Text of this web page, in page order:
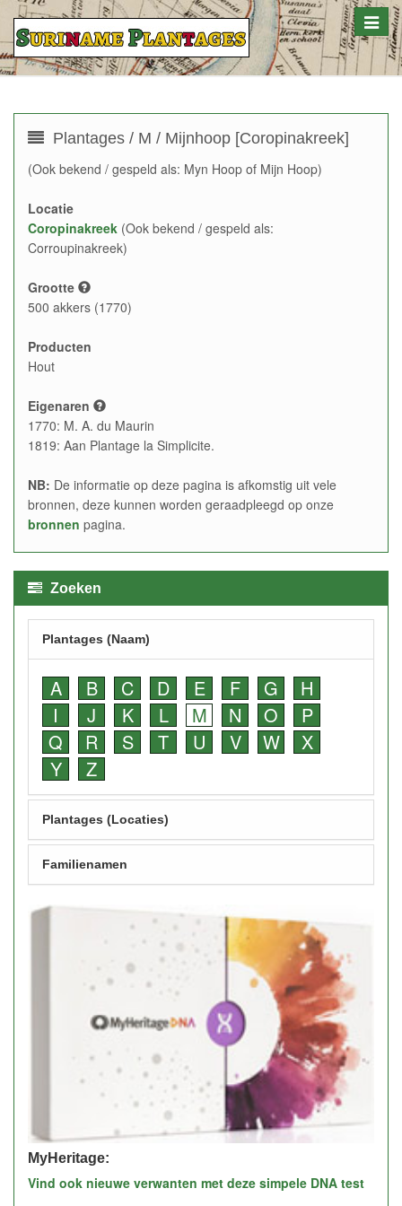
Toggle
Plantages / M / Mijnhoop [Coropinakreek]
(Ook bekend / gespeld als: Myn Hoop of Mijn Hoop)
Locatie
Coropinakreek (Ook bekend / gespeld als:
Corroupinakreek)
Grootte
500 akkers (1770)
Producten
Hout
Eigenaren
1770: M. A. du Maurin
1819: Aan Plantage la Simplicite.
NB: De informatie op deze pagina is afkomstig uit vele
bronnen, deze kunnen worden geraadpleegd op onze
bronnen pagina.
Zoeken
Plantages (Naam)
A B C D E F G
H
I
J K L M N O
P
Q
R S T U V W
X
Y
Z
Plantages (Locaties)
Familienamen
MyHeritage:
Vind ook nieuwe verwanten met deze simpele DNA test